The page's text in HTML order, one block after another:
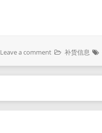
Leave a comment 补货信息